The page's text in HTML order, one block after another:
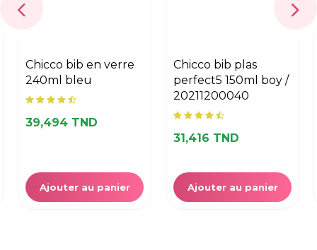
chicco bib en verre
240ml bleu
39,494 TND
Ajouter au panier
chicco bib plas
perfect5 150ml boy /
20211200040
31,416 TND
Ajouter au panier